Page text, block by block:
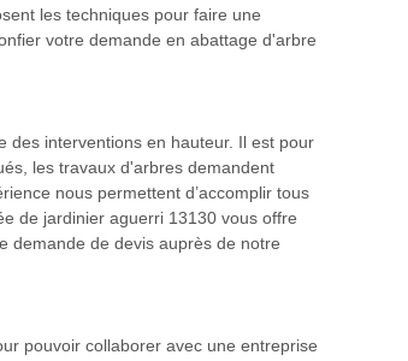
les techniques pour faire une
votre demande en abattage d'arbre
des interventions en hauteur. Il est pour
les travaux d'arbres demandent
nous permettent d’accomplir tous
de jardinier aguerri 13130 vous offre
demande de devis auprès de notre
pouvoir collaborer avec une entreprise